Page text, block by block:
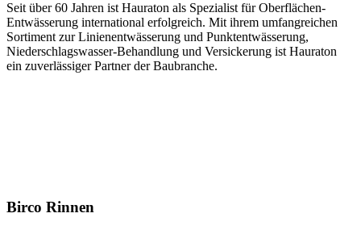
Seit über 60 Jahren ist Hauraton als Spezialist für Oberflächen-
Entwässerung international erfolgreich. Mit ihrem umfangreichen
Sortiment zur Linienentwässerung und Punktentwässerung,
Niederschlagswasser-Behandlung und Versickerung ist Hauraton
ein zuverlässiger Partner der Baubranche.
Birco Rinnen